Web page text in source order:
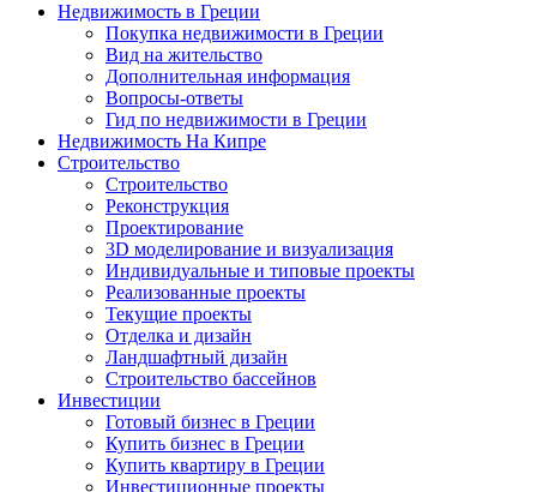
Недвижимость в Греции
Покупка недвижимости в Греции
Вид на жительство
Дополнительная информация
Вопросы-ответы
Гид по недвижимости в Греции
Недвижимость На Кипре
Строительство
Строительство
Реконструкция
Проектирование
3D моделирование и визуализация
Индивидуальные и типовые проекты
Реализованные проекты
Текущие проекты
Отделка и дизайн
Ландшафтный дизайн
Строительство бассейнов
Инвестиции
Готовый бизнес в Греции
Купить бизнес в Греции
Купить квартиру в Греции
Инвестиционные проекты